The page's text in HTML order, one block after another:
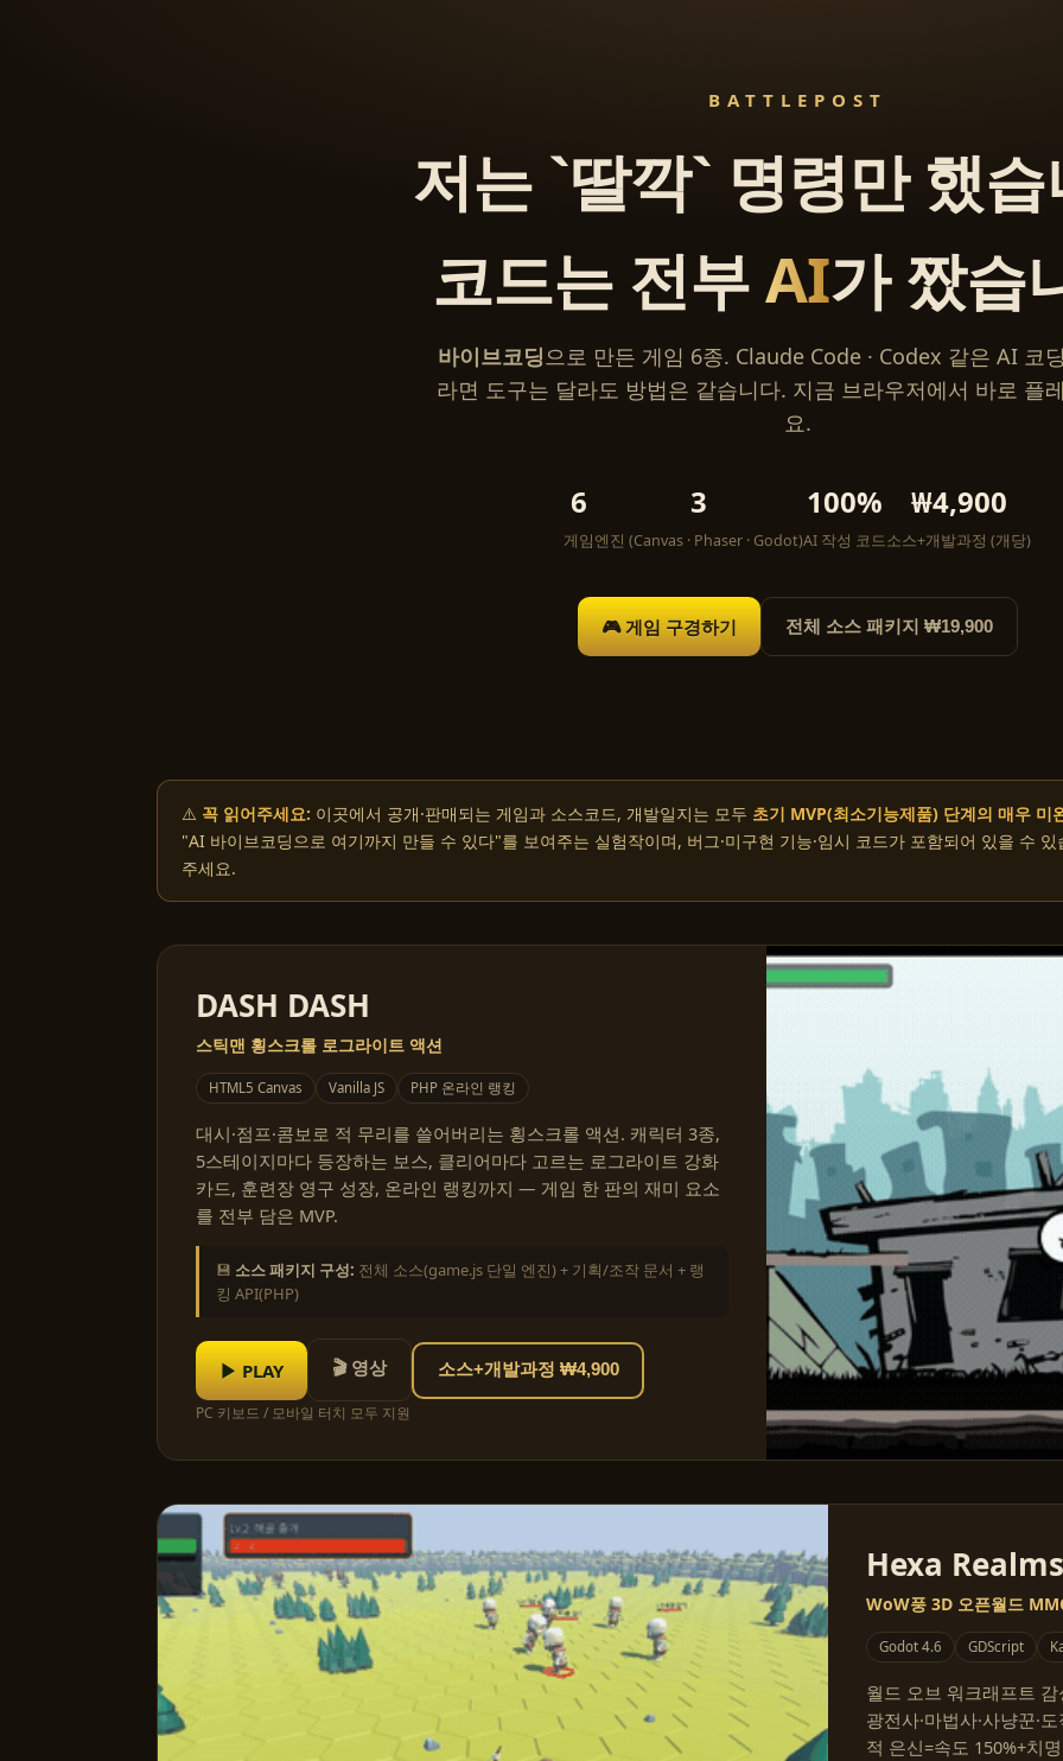
BATTLEPOST
저는 `딸깍` 명령만 했
코드는 전부AI가 짰습
바이브코딩으로 만든 게임 6종. Claude Code · Codex 같은 AI 코
라면 도구는 달라도 방법은 같습니다. 지금 브라우저에서 바로 플
요.
6
게임
3
엔진 (Canvas · Phaser · Godot)
100%
AI 작성 코드
₩4,900
소스+개발과정 (개당)
🎮 게임 구경하기 전체 소스 패키지 ₩19,900
⚠️ 꼭 읽어주세요: 이곳에서 공개·판매되는 게임과 소스코드, 개발일지는 모두 초기 MVP(최소기능제품) 단계의 매우 미
"AI 바이브코딩으로 여기까지 만들 수 있다"를 보여주는 실험작이며, 버그·미구현 기능·임시 코드가 포함되어 있을 수
주세요.
DASH DASH
스틱맨 횡스크롤 로그라이트 액션
HTML5 Canvas Vanilla JS PHP 온라인 랭킹
대시·점프·콤보로 적 무리를 쓸어버리는 횡스크롤 액션. 캐릭터 3종,
5스테이지마다 등장하는 보스, 클리어마다 고르는 로그라이트 강화
카드, 훈련장 영구 성장, 온라인 랭킹까지 — 게임 한 판의 재미 요소
를 전부 담은 MVP.
💾 소스 패키지 구성: 전체 소스(game.js 단일 엔진) + 기획/조작 문서 + 랭
킹 API(PHP)
▶ PLAY 🎬 영상 소스+개발과정 ₩4,900
PC 키보드 / 모바일 터치 모두 지원
Hexa Realms
WoW풍 3D 오픈월드
Godot 4.6 GDScript
월드 오브 워크래프트
광전사·마법사·사냥꾼·
적 은신=속도 150%+치